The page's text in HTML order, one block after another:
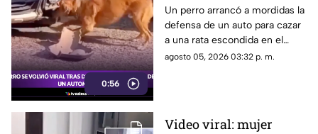
0:56
defensa de un auto
para atrapar a una rata
|VIDEO|
Un perro arrancó a mordidas la
defensa de un auto para cazar
a una rata escondida en el
motor. El video del momento
agosto 05, 2026 03:32 p. m.
Video viral: mujer